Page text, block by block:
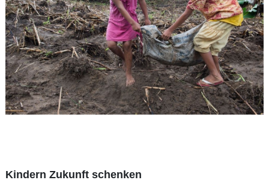
Kindern Zukunft schenken